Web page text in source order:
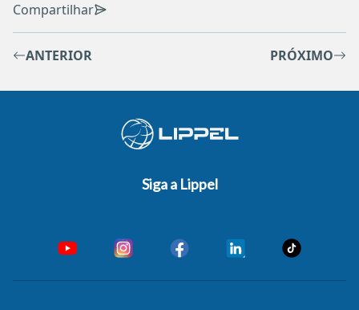
Compartilhar
ANTERIOR PRÓXIMO
Siga a Lippel